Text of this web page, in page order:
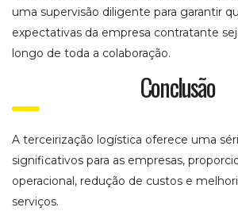
uma supervisão diligente para garantir
expectativas da empresa contratante
longo de toda a colaboração.
Conclusão
A terceirização logística oferece uma
significativos para as empresas,
operacional, redução de custos e
serviços.